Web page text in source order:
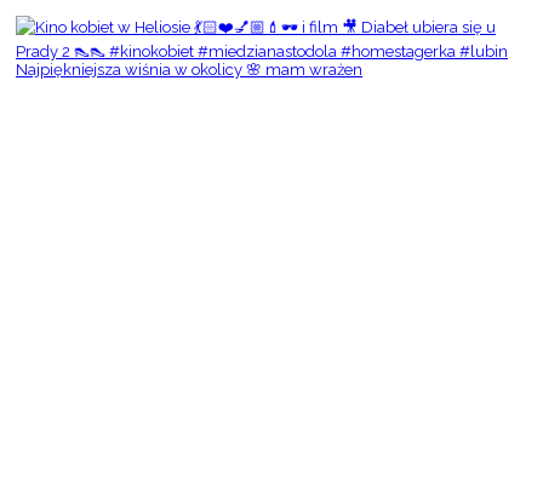
Najpiękniejsza wiśnia w okolicy 🌸 mam wrażen